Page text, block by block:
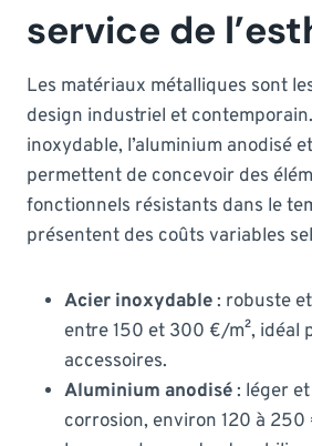
service de
Les matériaux métalliques sont
design industriel et contemporain.
inoxydable, l’aluminium anodisé
permettent de concevoir des
fonctionnels résistants dans le
présentent des coûts variables
Acier inoxydable: robuste
entre 150 et 300 €/m², idéal
accessoires.
Aluminium anodisé: léger
corrosion, environ 120 à